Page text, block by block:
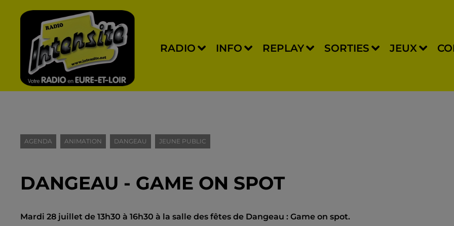
RADIO INFO REPLAY SORTIES JEUX
AGENDA ANIMATION DANGEAU JEUNE PUBLIC
DANGEAU - GAME ON SPOT
Mardi 28 juillet de 13h30 à 16h30 à la salle des fêtes de Dangeau : Game on spot.